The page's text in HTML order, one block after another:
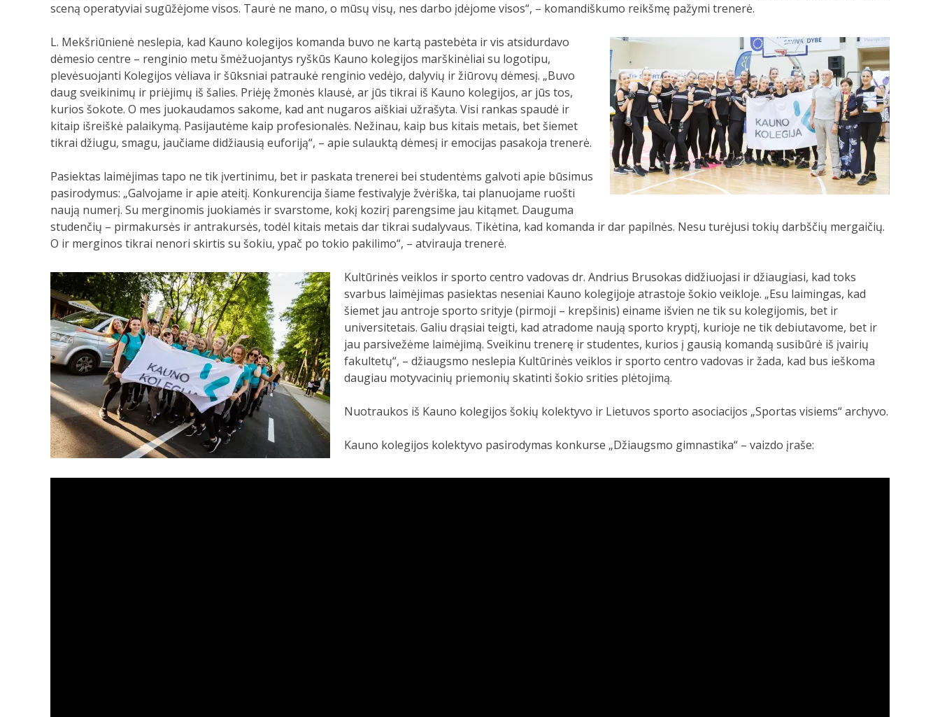
sceną operatyviai sugūžėjome visos. Taurė ne mano, o mūsų visų, nes darbo įdėjome visos“, – komandiškumo reikšmę pažymi trenerė.
L. Mekšriūnienė neslepia, kad Kauno kolegijos komanda buvo ne kartą pastebėta ir vis atsidurdavo
dėmesio centre – renginio metu šmėžuojantys ryškūs Kauno kolegijos marškinėliai su logotipu,
plevėsuojanti Kolegijos vėliava ir šūksniai patraukė renginio vedėjo, dalyvių ir žiūrovų dėmesį. „Buvo
daug sveikinimų ir priėjimų iš šalies. Priėję žmonės klausė, ar jūs tikrai iš Kauno kolegijos, ar jūs tos,
kurios šokote. O mes juokaudamos sakome, kad ant nugaros aiškiai užrašyta. Visi rankas spaudė ir
kitaip išreiškė palaikymą. Pasijautėme kaip profesionalės. Nežinau, kaip bus kitais metais, bet šiemet
tikrai džiugu, smagu, jaučiame didžiausią euforiją“, – apie sulauktą dėmesį ir emocijas pasakoja trenerė.
Pasiektas laimėjimas tapo ne tik įvertinimu, bet ir paskata trenerei bei studentėms galvoti apie būsimus
pasirodymus: „Galvojame ir apie ateitį. Konkurencija šiame festivalyje žvėriška, tai planuojame ruošti
naują numerį. Su merginomis juokiamės ir svarstome, kokį kozirį parengsime jau kitąmet. Dauguma
studenčių – pirmakursės ir antrakursės, todėl kitais metais dar tikrai sudalyvaus. Tikėtina, kad komanda ir dar papilnės. Nesu turėjusi tokių darbščių mergaičių.
O ir merginos tikrai nenori skirtis su šokiu, ypač po tokio pakilimo“, – atvirauja trenerė.
Kultūrinės veiklos ir sporto centro vadovas dr. Andrius Brusokas didžiuojasi ir džiaugiasi, kad toks
svarbus laimėjimas pasiektas neseniai Kauno kolegijoje atrastoje šokio veikloje. „Esu laimingas, kad
šiemet jau antroje sporto srityje (pirmoji – krepšinis) einame išvien ne tik su kolegijomis, bet ir
universitetais. Galiu drąsiai teigti, kad atradome naują sporto kryptį, kurioje ne tik debiutavome, bet ir
jau parsivežėme laimėjimą. Sveikinu trenerę ir studentes, kurios į gausią komandą susibūrė iš įvairių
fakultetų“, – džiaugsmo neslepia Kultūrinės veiklos ir sporto centro vadovas ir žada, kad bus ieškoma
daugiau motyvacinių priemonių skatinti šokio srities plėtojimą.
Nuotraukos iš Kauno kolegijos šokių kolektyvo ir Lietuvos sporto asociacijos „Sportas visiems“ archyvo.
Kauno kolegijos kolektyvo pasirodymas konkurse „Džiaugsmo gimnastika“ – vaizdo įraše: